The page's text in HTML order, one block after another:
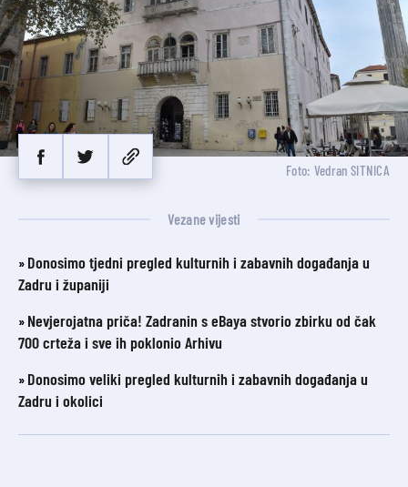
Foto: Vedran SITNICA
Vezane vijesti
Donosimo tjedni pregled kulturnih i zabavnih događanja u
Zadru i županiji
Nevjerojatna priča! Zadranin s eBaya stvorio zbirku od čak
700 crteža i sve ih poklonio Arhivu
Donosimo veliki pregled kulturnih i zabavnih događanja u
Zadru i okolici